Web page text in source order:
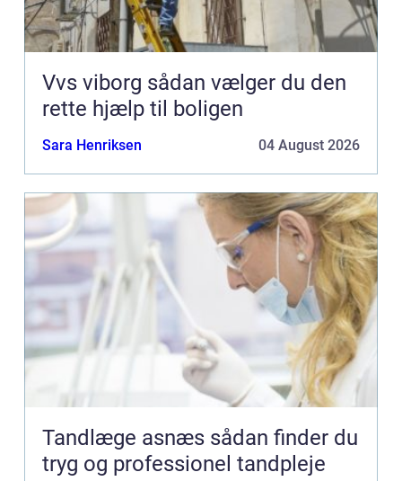
Vvs viborg sådan vælger du den
rette hjælp til boligen
Sara Henriksen 04 August 2026
Tandlæge asnæs sådan finder du
tryg og professionel tandpleje